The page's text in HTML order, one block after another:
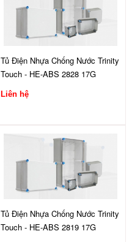
Tủ Điện Nhựa Chống Nước Trinity
Touch - HE-ABS 2828 17G
Liên hệ
Tủ Điện Nhựa Chống Nước Trinity
Touch - HE-ABS 2819 17G